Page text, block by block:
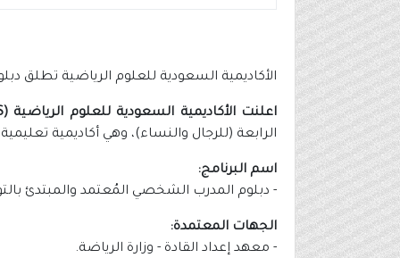
الأكاديمية السعودية للعلوم الرياضية تطلق دبلوم
اعلنت الأكاديمية السعودية للعلوم الرياضية (SASS)
الرابعة (للرجال والنساء)، وهي أكاديمية
اسم البرنامج:
- دبلوم المدرب الشخصي المُعتمد والمبتدئ
الجهات المعتمدة:
- معهد إعداد القادة - وزارة الرياضة.